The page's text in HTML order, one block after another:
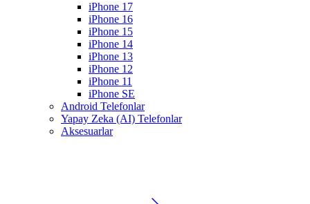
iPhone 17
iPhone 16
iPhone 15
iPhone 14
iPhone 13
iPhone 12
iPhone 11
iPhone SE
Android Telefonlar
Yapay Zeka (AI) Telefonlar
Aksesuarlar